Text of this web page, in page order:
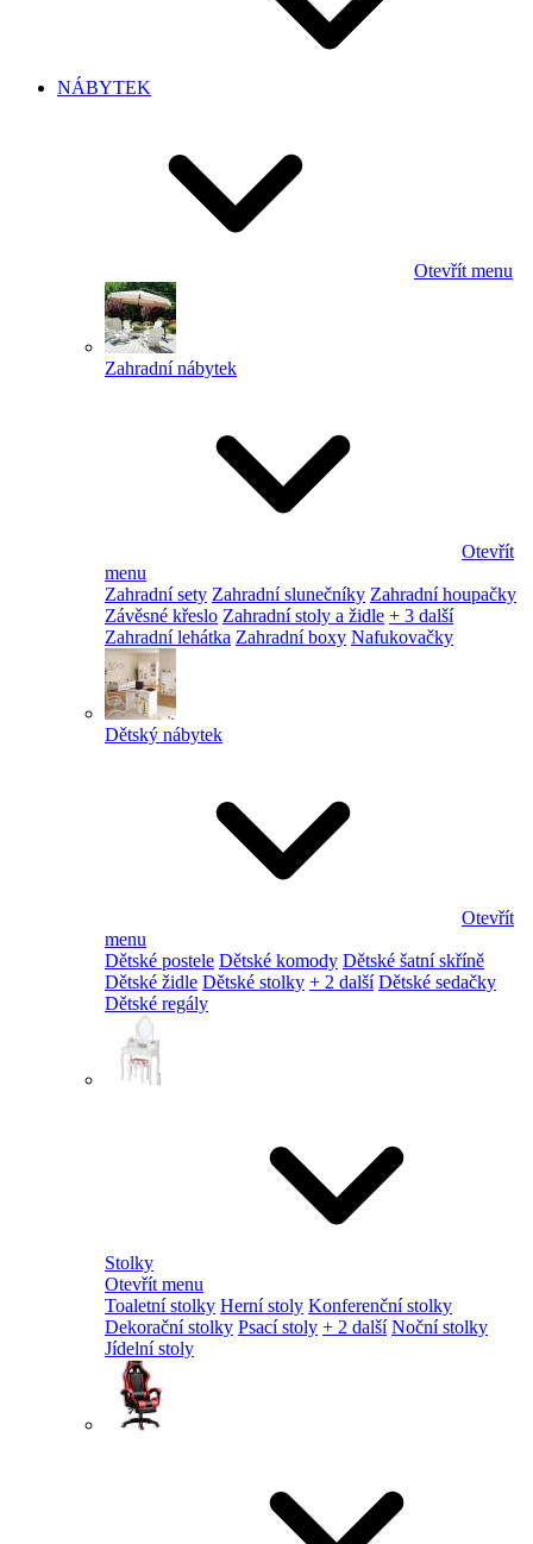
NÁBYTEK
Otevřít menu
Zahradní nábytek
Otevřít
menu
Zahradní sety Zahradní slunečníky Zahradní houpačky
Závěsné křeslo Zahradní stoly a židle + 3 další
Zahradní lehátka Zahradní boxy Nafukovačky
Dětský nábytek
Otevřít
menu
Dětské postele Dětské komody Dětské šatní skříně
Dětské židle Dětské stolky + 2 další Dětské sedačky
Dětské regály
Stolky
Otevřít menu
Toaletní stolky Herní stoly Konferenční stolky
Dekorační stolky Psací stoly + 2 další Noční stolky
Jídelní stoly